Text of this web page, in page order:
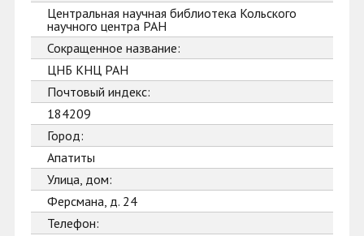
Центральная научная библиотека Кольского
научного центра РАН
Сокращенное название:
ЦНБ КНЦ РАН
Почтовый индекс:
184209
Город:
Апатиты
Улица, дом:
Ферсмана, д. 24
Телефон: